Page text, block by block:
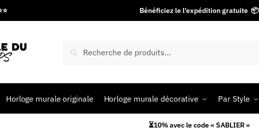
Bénéficiez le l’expédition gratuite 📦
Recherche
Horloge murale originale Horloge murale décorative Par Style
⏳10% avec le code « SABLIER »